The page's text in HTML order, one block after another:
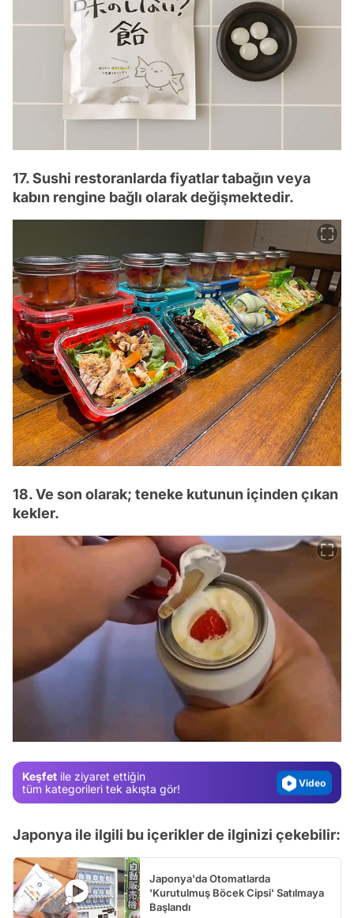
17. Sushi restoranlarda fiyatlar tabağın veya
kabın rengine bağlı olarak değişmektedir.
18. Ve son olarak; teneke kutunun içinden çıkan
kekler.
Keşfet ile ziyaret ettiğin
tüm kategorileri tek akışta gör!
Video
Video
Japonya ile ilgili bu içerikler de ilginizi çekebilir:
Japonya'da Otomatlarda
'Kurutulmuş Böcek Cipsi' Satılmaya
Başlandı